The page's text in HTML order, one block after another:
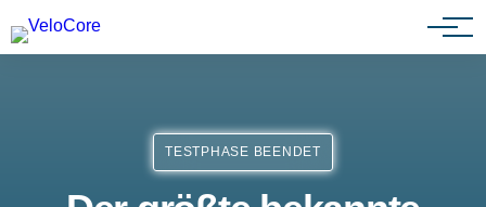
Partnerprogramm
TESTPHASE BEENDET